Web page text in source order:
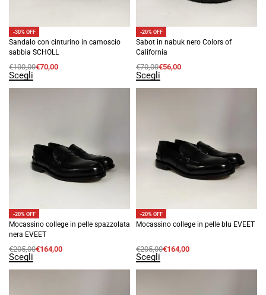
-30% OFF
Sandalo con cinturino in camoscio
sabbia SCHOLL
€100,00€70,00
Scegli
-20% OFF
Sabot in nabuk nero Colors of
California
€70,00€56,00
Scegli
-20% OFF
Mocassino college in pelle spazzolata
nera EVEET
€205,00€164,00
Scegli
-20% OFF
Mocassino college in pelle blu EVEET
€205,00€164,00
Scegli